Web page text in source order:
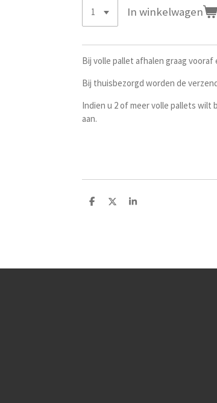
In winkelwagen
Bij volle pallet afhalen graag vooraf
Bij thuisbezorgd worden de
Indien u 2 of meer volle pallets
aan.
D
D
S